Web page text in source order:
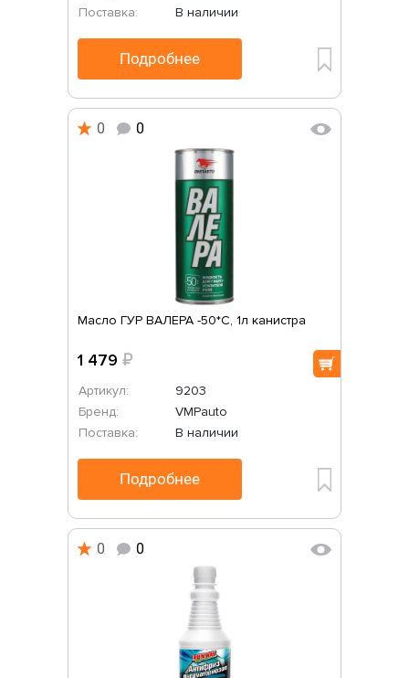
Поставка:
В наличии
Подробнее
0 0
Масло ГУР ВАЛЕРА -50*С, 1л канистра
1 479 ₽
Артикул:
9203
Бренд:
VMPauto
Поставка:
В наличии
Подробнее
0 0